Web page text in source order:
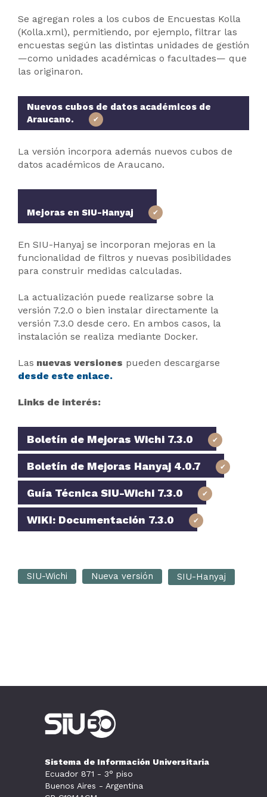
Se agregan roles a los cubos de Encuestas Kolla
(Kolla.xml), permitiendo, por ejemplo, filtrar las
encuestas según las distintas unidades de gestión
—como unidades académicas o facultades— que
las originaron.
Nuevos cubos de datos académicos de
Araucano.
La versión incorpora además nuevos cubos de
datos académicos de Araucano.
Mejoras en SIU-Hanyaj
En SIU-Hanyaj se incorporan mejoras en la
funcionalidad de filtros y nuevas posibilidades
para construir medidas calculadas.
La actualización puede realizarse sobre la
versión 7.2.0 o bien instalar directamente la
versión 7.3.0 desde cero. En ambos casos, la
instalación se realiza mediante Docker.
Las nuevas versiones pueden descargarse
desde este enlace.
Links de interés:
Boletín de Mejoras Wichi 7.3.0
Boletín de Mejoras Hanyaj 4.0.7
Guía Técnica SIU-Wichi 7.3.0
WIKI: Documentación 7.3.0
SIU-Wichi Nueva versión SIU-Hanyaj
Sistema de Información Universitaria
Ecuador 871 - 3° piso
Buenos Aires - Argentina